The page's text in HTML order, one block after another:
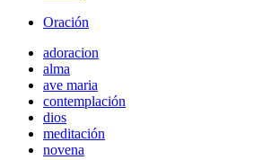
Oración
adoracion
alma
ave maria
contemplación
dios
meditación
novena